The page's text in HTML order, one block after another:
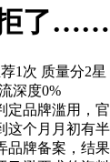
拒了……
1次 质量分2星
深度0%
定品牌滥用，
这个月月初有
品牌备案，结